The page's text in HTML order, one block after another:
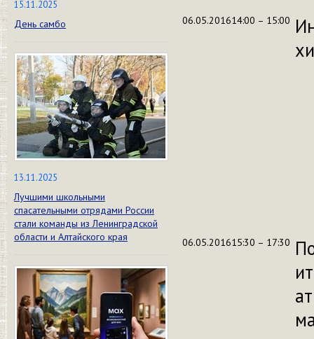
15.11.2025
День самбо
13.11.2025
Лучшими школьными
спасательными отрядами России
стали команды из Ленинградской
области и Алтайского края
06.05.201614:00 – 15:00
06.05.201615:30 – 17:30